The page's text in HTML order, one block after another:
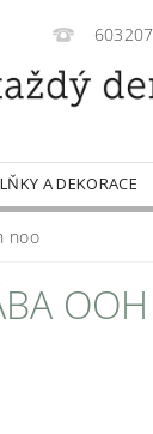
A DEKORACE
noo